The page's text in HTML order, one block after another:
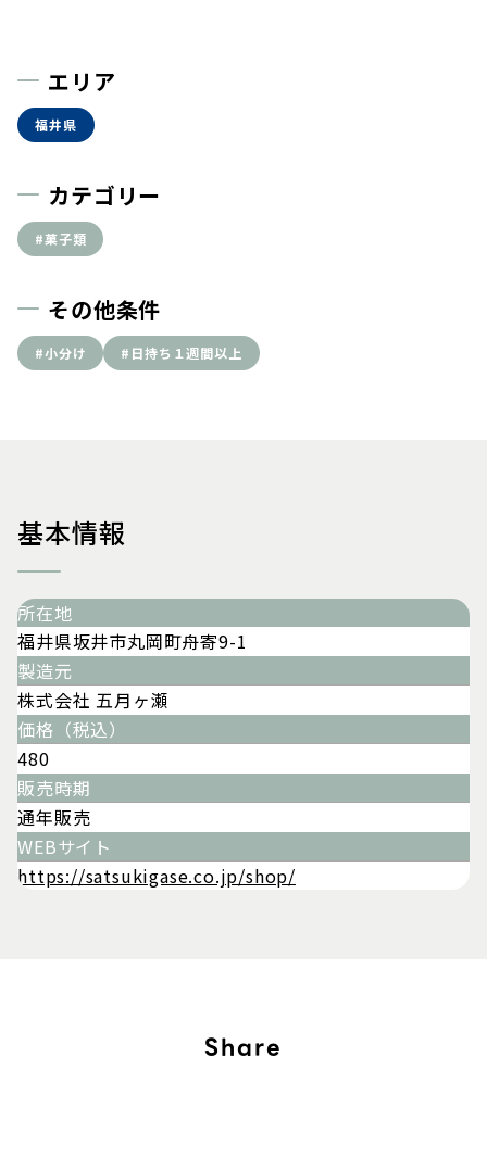
エリア
福井県
カテゴリー
#菓子類
その他条件
#小分け #日持ち１週間以上
基本情報
所在地
福井県坂井市丸岡町舟寄9-1
製造元
株式会社 五月ヶ瀬
価格（税込）
480
販売時期
通年販売
WEBサイト
https://satsukigase.co.jp/shop/
Share